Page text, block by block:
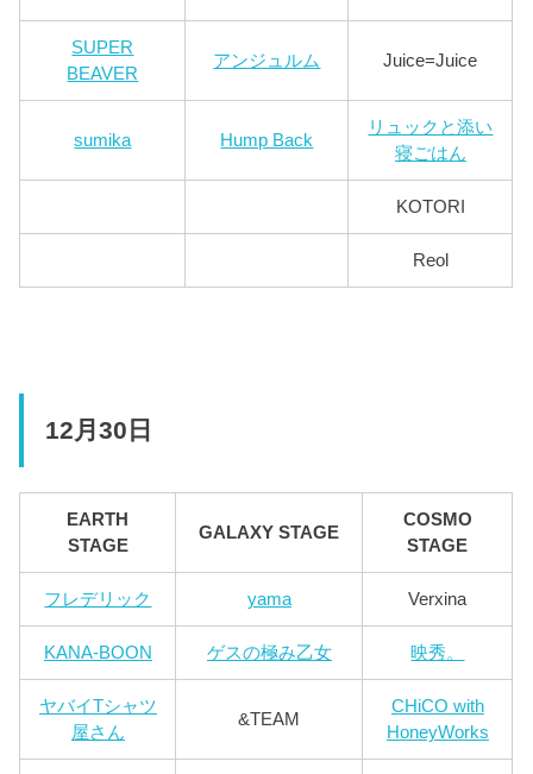
SUPER
BEAVER
アンジュルム Juice=Juice
sumika Hump Back
リュックと添い
寝ごはん
KOTORI
Reol
12月30日
EARTH
STAGE
GALAXY STAGE
COSMO
STAGE
フレデリック yama Verxina
KANA-BOON ゲスの極み乙女 映秀。
ヤバイTシャツ
屋さん
&TEAM
CHiCO with
HoneyWorks